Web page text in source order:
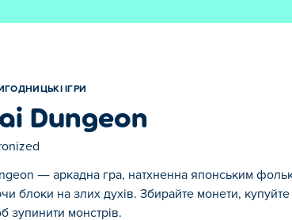
ІГРИ
Dungeon
— аркадна гра, натхненна японським
блоки на злих духів. Збирайте монети,
зупинити монстрів.